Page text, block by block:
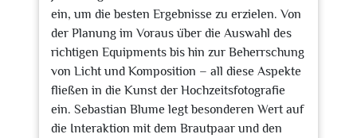
ein, um die besten Ergebnisse zu erzielen. Von
der Planung im Voraus über die Auswahl des
richtigen Equipments bis hin zur Beherrschung
von Licht und Komposition – all diese Aspekte
fließen in die Kunst der Hochzeitsfotografie
ein. Sebastian Blume legt besonderen Wert auf
die Interaktion mit dem Brautpaar und den